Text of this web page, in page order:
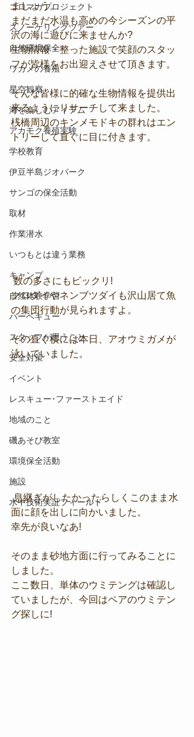
コロマガプロジェクト
スノーケリングツアー
自然環境保全
ワカメの養殖
星空観察
海を楽しむアイテム
アカモク養殖実験
学校教育
伊豆半島ジオパーク
サンゴの保全活動
取材
作業潜水
いつもとは違う業務
キャンプ
自然体験学習
バーベキュー
スタッフが思うこと
安全対策
イベント
レスキュー･ファーストエイド
地域のこと
磯あそび教室
環境保全活動
施設
水中技術実証フィールド
ましょう。
まだまだ水温も高めの今シーズンの平
沢の海に遊びに来ませんか?
生物情報・整った施設で笑顔のスタッ
フが皆様をお出迎えさせて頂きます。
そんな皆様に的確な生物情報を提供出
来るようにリサーチして来ました。
桟橋周辺のキンメモドキの群れはエン
トリーして直ぐに目に付きます。
数の多さにもビックリ!
クロダイやネンブツダイも沢山居て魚
の集団行動が見られますよ。
その直ぐ横には本日、アオウミガメが
泳いでいました。
息継ぎがしたかったらしくこのまま水
面に顔を出しに向かいました。
幸先が良いなあ!
そのまま砂地方面に行ってみることに
しました。
ここ数日、単体のウミテングは確認し
ていましたが、今回はペアのウミテン
グ探しに!